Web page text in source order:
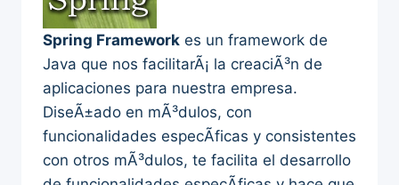
Spring Framework es un framework de
Java que nos facilitarÃ¡ la creaciÃ³n de
aplicaciones para nuestra empresa.
DiseÃ±ado en mÃ³dulos, con
funcionalidades especÃ­ficas y consistentes
con otros mÃ³dulos, te facilita el desarrollo